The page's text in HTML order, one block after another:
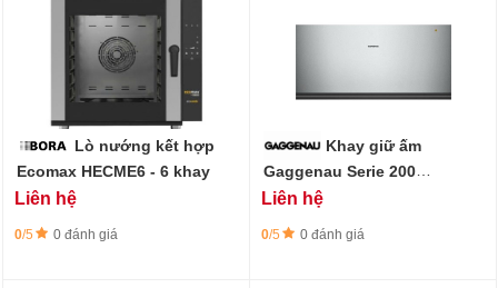
Lò nướng kết hợp
Ecomax HECME6 - 6 khay
Liên hệ
0/5 0 đánh giá
Khay giữ ấm
Gaggenau Serie 200
WSP222112
Liên hệ
0/5 0 đánh giá